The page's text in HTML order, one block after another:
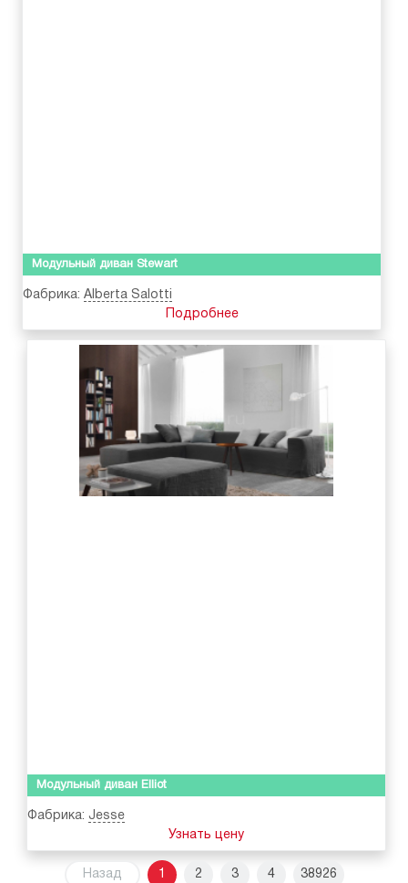
Модульный диван Stewart
Фабрика: Alberta Salotti
Подробнее
Модульный диван Elliot
Фабрика: Jesse
Узнать цену
Назад 1 2 3 4 38926